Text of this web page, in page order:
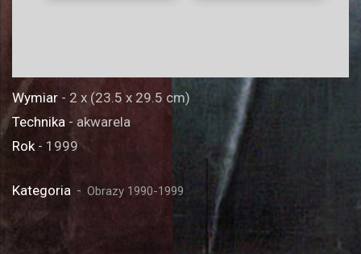
Wymiar - 2 x (23.5 x 29.5 cm)
Technika - akwarela
Rok- 1999
Kategoria Obrazy 1990-1999